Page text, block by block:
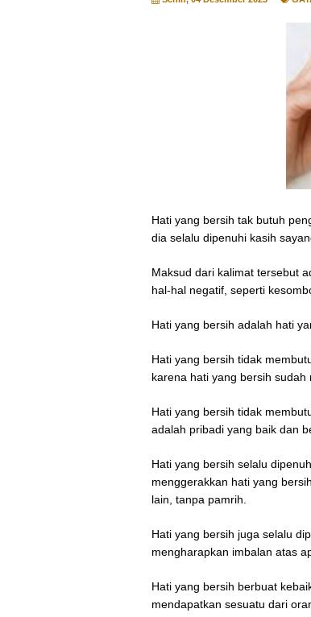
Hati yang bersih tak butuh
dia selalu dipenuhi kasih
Maksud dari kalimat tersebut
hal-hal negatif, seperti
Hati yang bersih adalah hati
Hati yang bersih tidak
karena hati yang bersih
Hati yang bersih tidak
adalah pribadi yang baik dan
Hati yang bersih selalu
menggerakkan hati yang
lain, tanpa pamrih.
Hati yang bersih juga selalu
mengharapkan imbalan atas
Hati yang bersih berbuat
mendapatkan sesuatu dari